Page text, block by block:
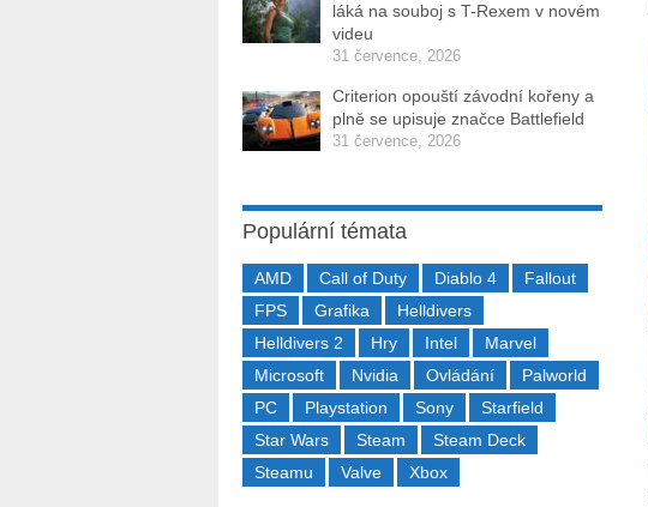
láká na souboj s T-Rexem v novém
videu
31 července, 2026
Criterion opouští závodní kořeny a
plně se upisuje značce Battlefield
31 července, 2026
Populární témata
AMD Call of Duty Diablo 4
Fallout
FPS
Grafika
Helldivers
Helldivers 2
Hry Intel
Marvel
Microsoft
Nvidia Ovládání
Palworld
PC
Playstation Sony
Starfield
Star Wars
Steam
Steam Deck
Steamu
Valve Xbox